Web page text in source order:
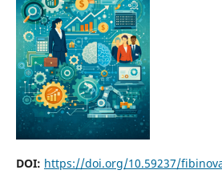
DOI: https://doi.org/10.59237/